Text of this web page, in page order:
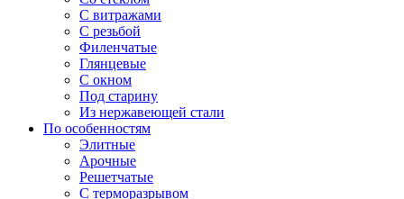
С витражами
С резьбой
Филенчатые
Глянцевые
С окном
Под старину
Из нержавеющей стали
По особенностям
Элитные
Арочные
Решетчатые
С терморазрывом